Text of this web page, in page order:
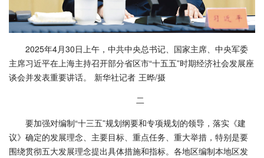
2025年4月30日上午，中共中央总书记、国家主席、中央军委
主席习近平在上海主持召开部分省区市“十五五”时期经济社会发展座
谈会并发表重要讲话。 新华社记者 王晔/摄
二
要加强对编制“十三五”规划纲要和专项规划的领导，落实《建
议》确定的发展理念、主要目标、重点任务、重大举措，特别是要
围绕贯彻五大发展理念提出具体措施和指标。各地区编制本地区发